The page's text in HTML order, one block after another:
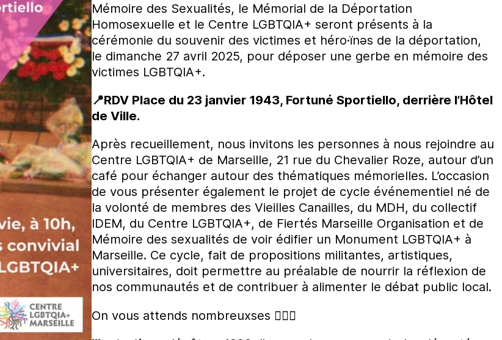
Mémoire des Sexualités, le Mémorial de la Déportation
Homosexuelle et le Centre LGBTQIA+ seront présents à la
cérémonie du souvenir des victimes et héro·ïnəs de la déportation,
le dimanche 27 avril 2025, pour déposer une gerbe en mémoire des
victimes LGBTQIA+.
📍RDV Place du 23 janvier 1943, Fortuné Sportiello, derrière l’Hôtel
de Ville.
Après recueillement, nous invitons les personnes à nous rejoindre au
Centre LGBTQIA+ de Marseille, 21 rue du Chevalier Roze, autour d’un
café pour échanger autour des thématiques mémorielles. L’occasion
de vous présenter également le projet de cycle événementiel né de
la volonté de membres des Vieilles Canailles, du MDH, du collectif
IDEM, du Centre LGBTQIA+, de Fiertés Marseille Organisation et de
Mémoire des sexualités de voir édifier un Monument LGBTQIA+ à
Marseille. Ce cycle, fait de propositions militantes, artistiques,
universitaires, doit permettre au préalable de nourrir la réflexion de
nos communautés et de contribuer à alimenter le débat public local.
On vous attends nombreuxses 🏳️‍🌈💪